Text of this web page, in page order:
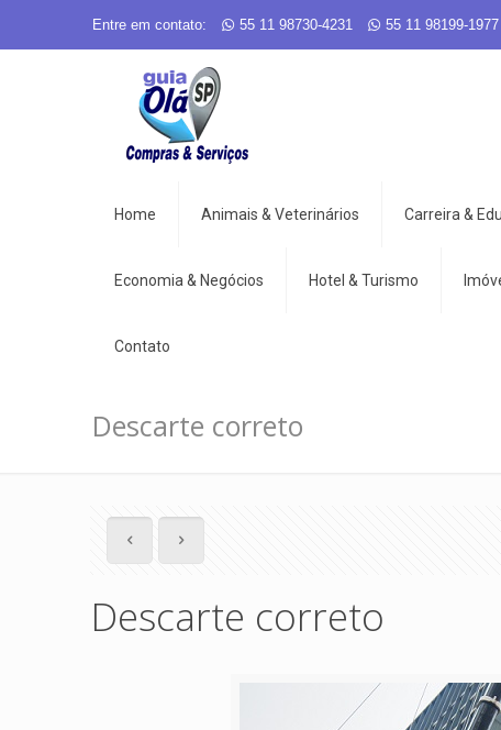
Entre em contato: 55 11 98730-4231 55 11 98199-1977
Home Animais & Veterinários Carreira &
Economia & Negócios Hotel & Turismo
Contato
Descarte correto
Descarte correto